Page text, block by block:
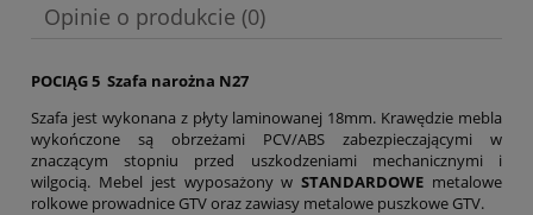
Opinie o produkcie (0)
POCIĄG 5 Szafa narożna N27
Szafa jest wykonana z płyty laminowanej 18mm. Krawędzie mebla
wykończone są obrzeżami PCV/ABS zabezpieczającymi w
znaczącym stopniu przed uszkodzeniami mechanicznymi i
wilgocią. Mebel jest wyposażony wSTANDARDOWE metalowe
rolkowe prowadnice GTV oraz zawiasy metalowe puszkowe GTV.